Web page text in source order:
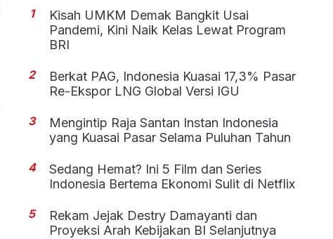
1
Kisah UMKM Demak Bangkit Usai
Pandemi, Kini Naik Kelas Lewat Program
BRI
2
Berkat PAG, Indonesia Kuasai 17,3% Pasar
Re-Ekspor LNG Global Versi IGU
3
Mengintip Raja Santan Instan Indonesia
yang Kuasai Pasar Selama Puluhan Tahun
4
Sedang Hemat? Ini 5 Film dan Series
Indonesia Bertema Ekonomi Sulit di Netflix
5
Rekam Jejak Destry Damayanti dan
Proyeksi Arah Kebijakan BI Selanjutnya